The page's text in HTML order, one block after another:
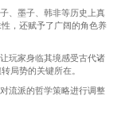
、墨子、韩非等历史上真
，还赋予了广阔的角色养
玩家身临其境感受古代诸
局势的关键所在。
流派的哲学策略进行调整